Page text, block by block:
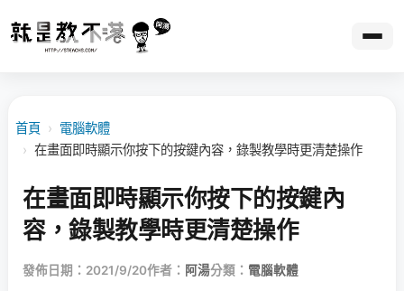
首頁 › 電腦軟體
› 在畫面即時顯示你按下的按鍵內容，錄製教學時更清楚操作
在畫面即時顯示你按下的按鍵內
容，錄製教學時更清楚操作
發佈日期：2021/9/20作者： 阿湯分類： 電腦軟體